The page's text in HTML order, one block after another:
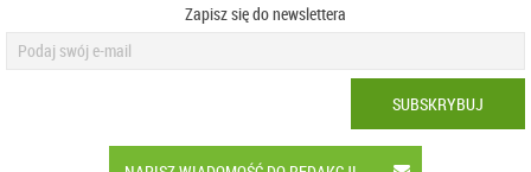
Zapisz się do newslettera
SUBSKRYBUJ